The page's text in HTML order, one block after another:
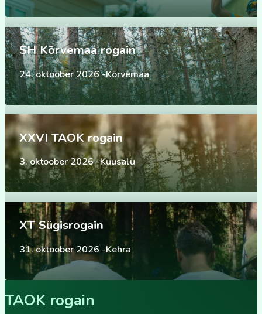
SH Kõrvemaa rogain
24. oktoober 2026 -Kõrvemaa
XXVI TAOK rogain
3. oktoober 2026 -Kuusalu
XT Sügisrogain
31. oktoober 2026 -Kehra
TAOK rogain